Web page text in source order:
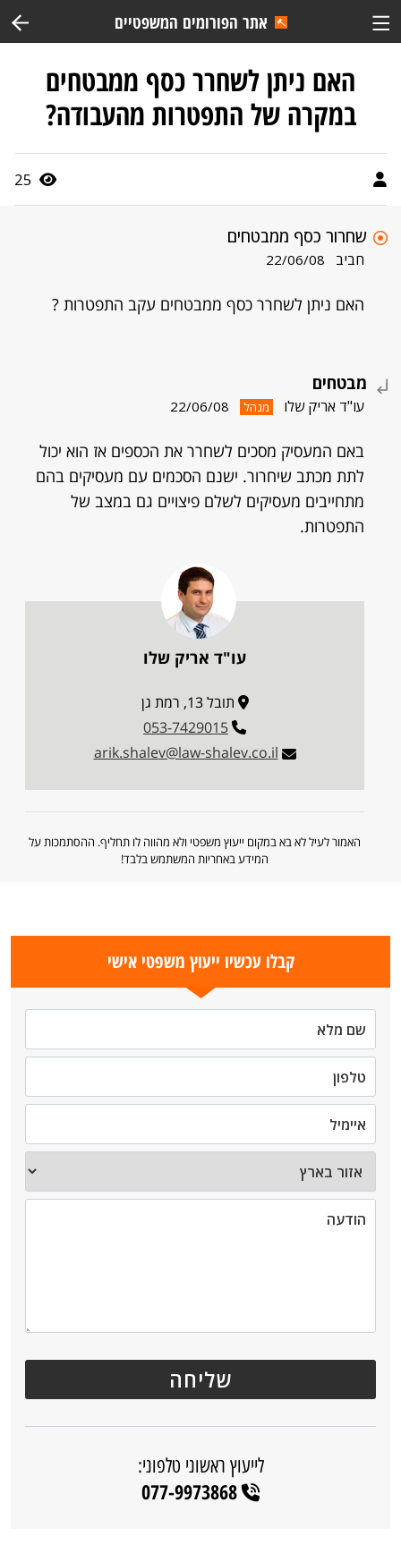
אתר הפורומים המשפטיים
האם ניתן לשחרר כסף ממבטחים
במקרה של התפטרות מהעבודה?
25
שחרור כסף ממבטחים
חביב 22/06/08
האם ניתן לשחרר כסף ממבטחים עקב התפטרות ?
מבטחים
עו"ד אריק שלו מנהל 22/06/08
באם המעסיק מסכים לשחרר את הכספים אז הוא יכול
לתת מכתב שיחרור. ישנם הסכמים עם מעסיקים בהם
מתחייבים מעסיקים לשלם פיצויים גם במצב של
התפטרות.
עו"ד אריק שלו
תובל 13, רמת גן
053-7429015
arik.shalev@law-shalev.co.il
האמור לעיל לא בא במקום ייעוץ משפטי ולא מהווה לו תחליף. ההסתמכות על
המידע באחריות המשתמש בלבד!
קבלו עכשיו ייעוץ משפטי אישי
לייעוץ ראשוני טלפוני:
077-9973868